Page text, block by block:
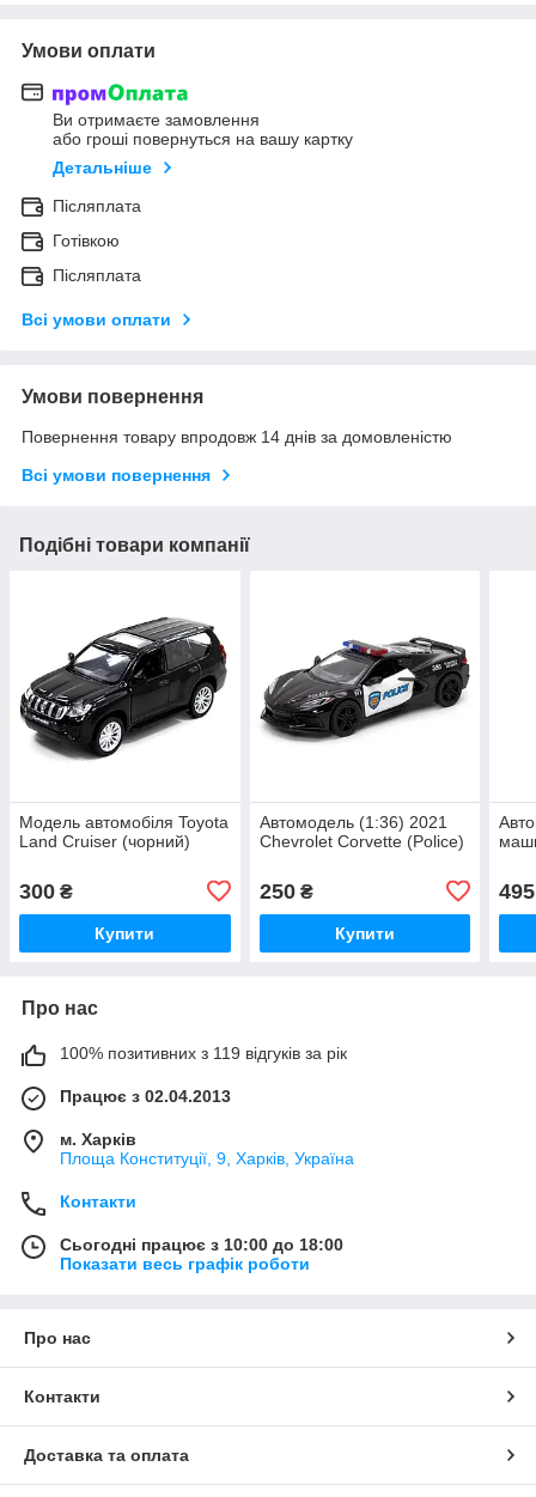
Умови оплати
Ви отримаєте замовлення
або гроші повернуться на вашу картку
Детальніше
Післяплата
Готівкою
Післяплата
Всі умови оплати
Умови повернення
Повернення товару впродовж 14 днів за домовленістю
Всі умови повернення
Подібні товари компанії
Модель автомобіля Toyota
Land Cruiser (чорний)
300 ₴
Купити
Автомодель (1:36) 2021
Chevrolet Corvette (Police)
250₴
Купити
495
Про нас
100% позитивних з 119 відгуків за рік
Працює з 02.04.2013
м. Харків
Площа Конституції, 9, Харків, Україна
Контакти
Сьогодні працює з 10:00 до 18:00
Показати весь графік роботи
Про нас
Контакти
Доставка та оплата